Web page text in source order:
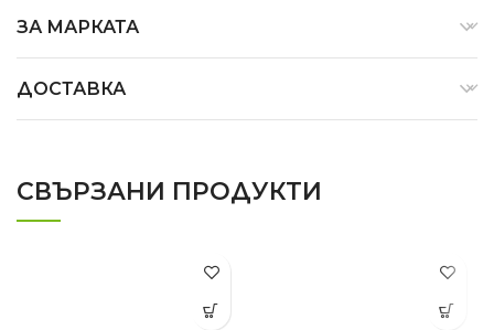
ЗА МАРКАТА
ДОСТАВКА
СВЪРЗАНИ ПРОДУКТИ